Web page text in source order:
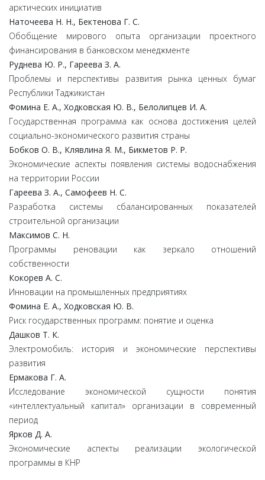
арктических инициатив
Наточеева Н. Н., Бектенова Г. С.
Обобщение мирового опыта организации проектного
финансирования в банковском менеджменте
Руднева Ю. Р., Гареева З. А.
Проблемы и перспективы развития рынка ценных бумаг
Республики Таджикистан
Фомина Е. А., Ходковская Ю. В., Белолипцев И. А.
Государственная программа как основа достижения целей
социально-экономического развития страны
Бобков О. В., Клявлина Я. М., Бикметов Р. Р.
Экономические аспекты появления системы водоснабжения
на территории России
Гареева З. А., Самофеев Н. С.
Разработка системы сбалансированных показателей
строительной организации
Максимов С. Н.
Программы реновации как зеркало отношений
собственности
Кокорев А. С.
Инновации на промышленных предприятиях
Фомина Е. А., Ходковская Ю. В.
Риск государственных программ: понятие и оценка
Дашков Т. К.
Электромобиль: история и экономические перспективы
развития
Ермакова Г. А.
Исследование экономической сущности понятия
«интеллектуальный капитал» организации в современный
период
Ярков Д. А.
Экономические аспекты реализации экологической
программы в КНР